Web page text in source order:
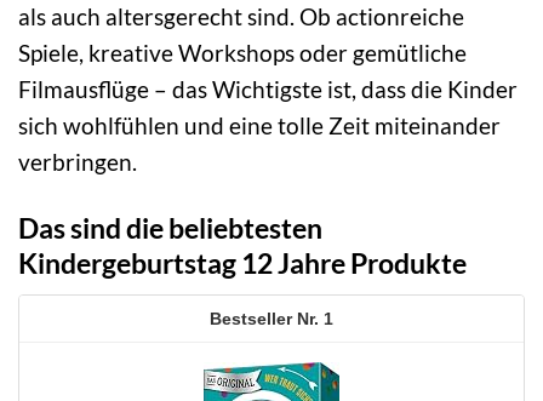
als auch altersgerecht sind. Ob actionreiche
Spiele, kreative Workshops oder gemütliche
Filmausflüge – das Wichtigste ist, dass die Kinder
sich wohlfühlen und eine tolle Zeit miteinander
verbringen.
Das sind die beliebtesten
Kindergeburtstag 12 Jahre Produkte
1